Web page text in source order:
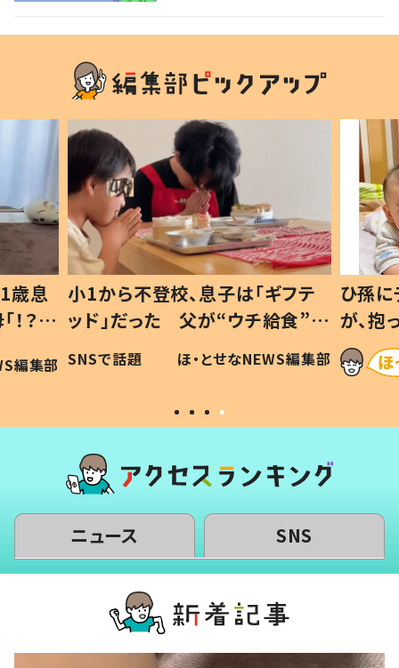
歳息
？」
編集部
小1から不登校、息子は「ギフテ
ッド」だった 父が“ウチ給食”を
作り続ける理由とは #令和の親
#令和の子
SNSで話題 ほ・とせなNEWS編集部
ひ孫
が、
「涙が
い」
ニュース SNS